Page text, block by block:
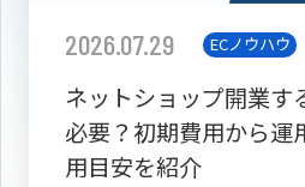
2026.07.29 ECノウハウ
ネットショップ開業す
必要？初期費用から運
用目安を紹介